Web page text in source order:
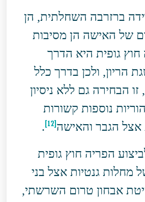
ברזרבה השחלתית, הן
של האישה הן מסיבות
גופית היא הדרך
הריון, ולכן בדרך כלל
הבחירה גם ללא ניסיון
נוספות קשורות
אצל הגבר והאישה[12]
.
הפריה חוץ גופית
מחלות גנטיות אצל בני
אבחון טרום השרשתי,